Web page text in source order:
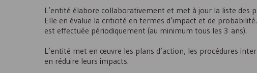
L’entité élabore collaborativement et met à jour la liste des
Elle en évalue la criticité en termes d’impact et de
est effectuée périodiquement (au minimum tous les 3 ans).
L’entité met en œuvre les plans d’action, les procédures
en réduire leurs impacts.